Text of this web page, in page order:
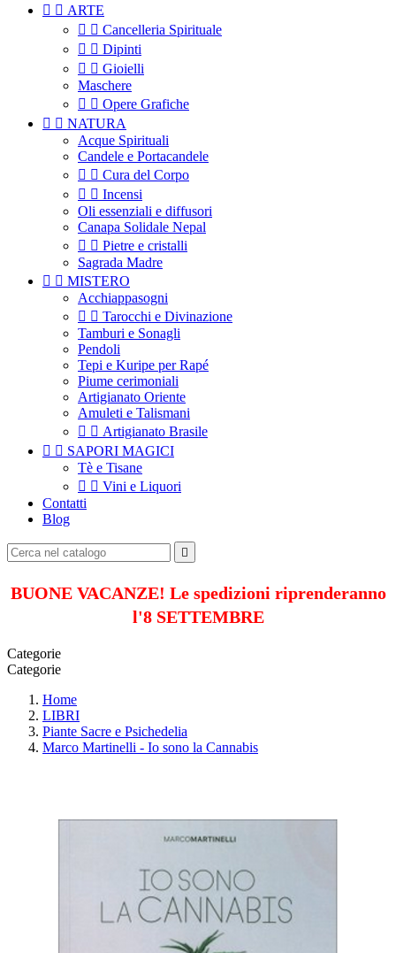
  ARTE
  Cancelleria Spirituale
  Dipinti
  Gioielli
Maschere
  Opere Grafiche
  NATURA
Acque Spirituali
Candele e Portacandele
  Cura del Corpo
  Incensi
Oli essenziali e diffusori
Canapa Solidale Nepal
  Pietre e cristalli
Sagrada Madre
  MISTERO
Acchiappasogni
  Tarocchi e Divinazione
Tamburi e Sonagli
Pendoli
Tepi e Kuripe per Rapé
Piume cerimoniali
Artigianato Oriente
Amuleti e Talismani
  Artigianato Brasile
  SAPORI MAGICI
Tè e Tisane
  Vini e Liquori
Contatti
Blog

BUONE VACANZE! Le spedizioni riprenderanno
l'8 SETTEMBRE
Categorie
Categorie
Home
LIBRI
Piante Sacre e Psichedelia
Marco Martinelli - Io sono la Cannabis